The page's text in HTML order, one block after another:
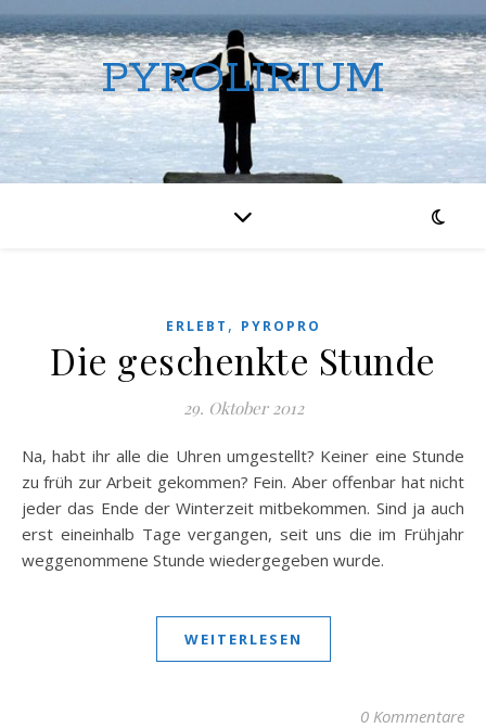
PYROLIRIUM
ERLEBT , PYROPRO
Die geschenkte Stunde
29. Oktober 2012
Na, habt ihr alle die Uhren umgestellt? Keiner eine Stunde
zu früh zur Arbeit gekommen? Fein. Aber offenbar hat nicht
jeder das Ende der Winterzeit mitbekommen. Sind ja auch
erst eineinhalb Tage vergangen, seit uns die im Frühjahr
weggenommene Stunde wiedergegeben wurde.
WEITERLESEN
0 Kommentare